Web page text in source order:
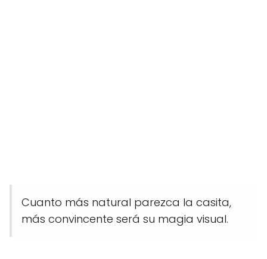
Cuanto más natural parezca la casita,
más convincente será su magia visual.